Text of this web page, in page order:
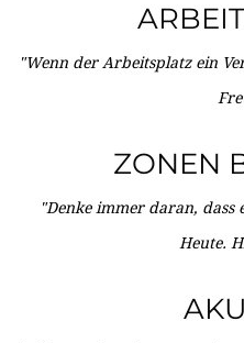
"Wenn der Arbeitsplatz ein
ZONEN
"Denke immer daran, dass
Heute.